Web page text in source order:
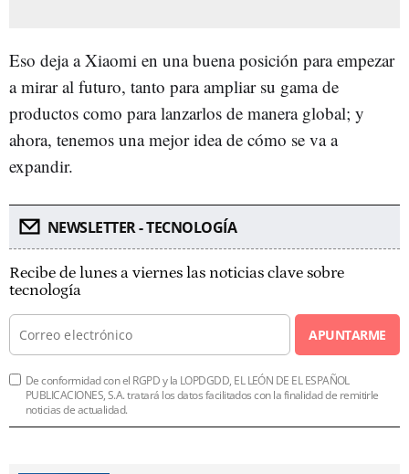
Eso deja a Xiaomi en una buena posición para empezar
a mirar al futuro, tanto para ampliar su gama de
productos como para lanzarlos de manera global; y
ahora, tenemos una mejor idea de cómo se va a
expandir.
NEWSLETTER - TECNOLOGÍA
Recibe de lunes a viernes las noticias clave sobre
tecnología
APUNTARME
De conformidad con el RGPD y la LOPDGDD, EL LEÓN DE EL ESPAÑOL
PUBLICACIONES, S.A. tratará los datos facilitados con la finalidad de remitirle
noticias de actualidad.